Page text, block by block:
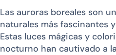
Las auroras boreales son
naturales más fascinantes
Estas luces mágicas y
nocturno han cautivado a